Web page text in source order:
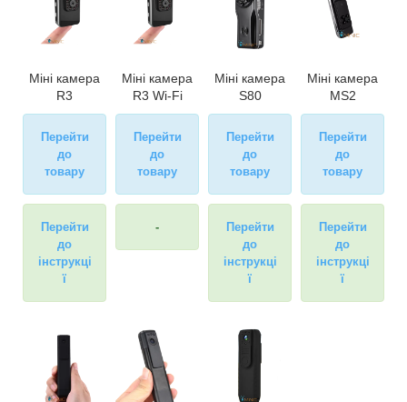
Міні камера
R3
Перейти
до
товару
Перейти
до
інструкці
ї
Міні камера
R3 Wi-Fi
Перейти
до
товару
-
Міні камера
S80
Перейти
до
товару
Перейти
до
інструкці
ї
Міні камера
MS2
Перейти
до
товару
Перейти
до
інструкці
ї